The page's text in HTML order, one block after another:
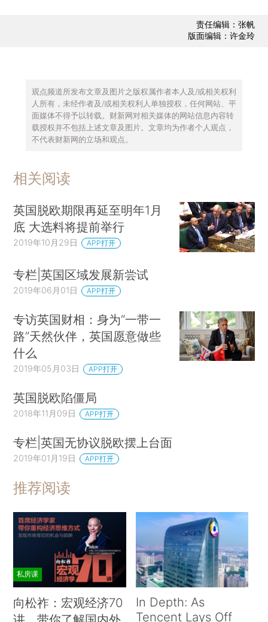
责任编辑：张帆
版面编辑：许金玲
观点频道所发布文章及图片之版权属作者本人及/或相关权利
人所有，未经作者及/或相关权利人单独授权，任何网站、平
面媒体不得予以转载。财新网对相关媒体的网站信息内容转
载授权并不包括上述文章及图片。文章均为作者个人观点，
不代表财新网的立场和观点。
相关阅读
英国脱欧期限再延至明年1月
底 大选料将提前举行
2019年10月29日 APP打开
专栏|英国区域发展新尝试
2019年06月01日 APP打开
专访英国财相：身为“一带一
路”天然伙伴，英国愿意做些
什么
2019年05月03日 APP打开
英国脱欧陷僵局
2018年11月09日 APP打开
专栏|英国无协议脱欧摆上台面
2019年01月19日 APP打开
推荐阅读
私房课
向松祚：宏观经济70
In Depth: As
Tencent Lays Off